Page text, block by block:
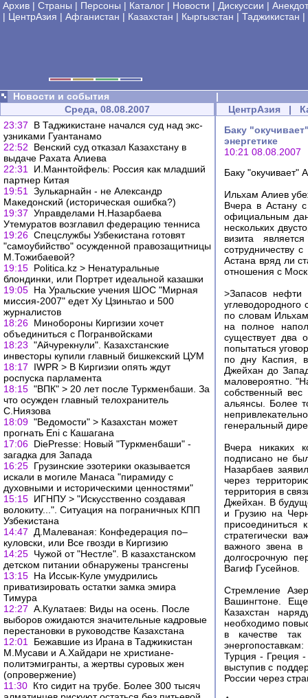
Архив | Страны | Персоны | Каталог | Новости | Дискуссии |
| ЦентрАзия | Афганистан | Казахстан | Кыргызстан | Таджикистан |
Новости и события
|
Среда, 08.08.2007
23:37
В Таджикистане начался суд над экс-
узниками Гуантанамо
22:52
Венский суд отказал Казахстану в
выдаче Рахата Алиева
22:31
И.Маннтойфель: Россия как младший
партнер Китая
19:51
Зулькарнайн - не Александр
Македонский (историческая ошибка?)
19:37 Управделами Н.Назарбаева
Утемуратов возглавил федерацию тенниса
19:26 Спецслужбы Узбекистана готовят
"самоубийство" осужденной правозащитницы
М.Тожибаевой?
19:15 Рolitica.kz > Ненатуральные
блондинки, или Портрет идеальной казашки
19:05 На Уральские учения ШОС "Мирная
миссия-2007" едет Ху Цзиньтао и 500
журналистов
18:26 Минобороны Киргизии хочет
объединиться с Погранвойсками
18:23 "Айчурекнули". Казахстанские
инвесторы купили главный бишкекский ЦУМ
18:17
IWPR > В Киргизии опять ждут
роспуска парламента
18:15 "ВПК" > 20 лет после Туркменбаши. За
что осужден главный телохранитель
С.Ниязова
18:09 "Ведомости" > Казахстан может
прогнать Eni с Кашагана
17:06 DiePresse: Новый "Туркменбаши" -
загадка для Запада
16:25 Грузинские эзотерики оказывается
искали в могиле Манаса "пирамиду с
духовными и историческими ценностями"
15:15 ИГНПУ > "Искусственно создавая
волокиту...". Ситуация на пограничных КПП
Узбекистана
14:47
Д.Малеваная: Конфедерация по–
куловски, или Все гвозди в Киргизию
14:25 Чужой от "Нестле". В казахстанском
детском питании обнаружены трансгены
13:15 На Иссык-Куле умудрились
приватизировать остатки замка эмира
Тимура
12:27 А.Кулатаев: Виды на осень. После
выборов ожидаются значительные кадровые
перестановки в руководстве Казахстана
12:01
Бежавшие из Ирана в Таджикистан
М.Мусави и А.Хайдари не христиане-
политэмигранты, а жертвы суровых жен
(опровержение)
11:30 Кто сидит на трубе. Более 300 тысяч
ЦентрАзия |
Баку
энергетике
10:21 08.08.2007
Баку "окучивает"
Ильхам Алиев
Вчера в Астану
официальным
нескольких
визита
сотрудничеству
Астана вряд ли
отношения с
>Запасов нефти
углеводородного
по словам
на полное
существует два
попытаться
по дну Каспия,
Джейхан до
маловероятно.
собственный
альянсы. Более
генеральный
Вчера никаких
подписано не
Назарбаев
через
территория в
Джейхан. В
и Грузию на
присоединиться
стратегически
важного звена
долгосрочную
Вагиф Гусейнов.
Стремление
Вашингтоне.
Казахстан
необходимо
в качестве так
Турция - Греция
выступив с
России через